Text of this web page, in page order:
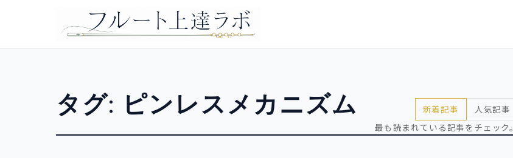
タグ: ピンレスメカニズム 新着記事
人気記事
最も読まれている記事をチェック。